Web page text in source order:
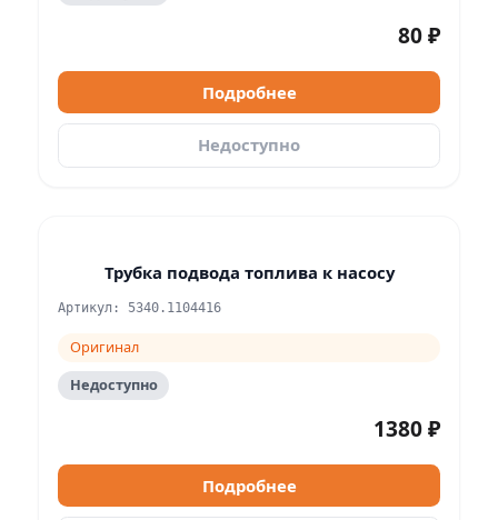
80 ₽
Подробнее
Недоступно
Трубка подвода топлива к насосу
Артикул: 5340.1104416
Оригинал
Недоступно
1380 ₽
Подробнее